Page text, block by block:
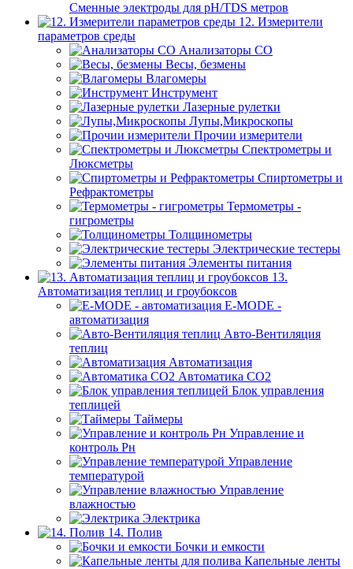
Сменные электроды для pH/TDS метров
12. Измерители
параметров среды
Анализаторы CO
Весы, безмены
Влагомеры
Инструмент
Лазерные рулетки
Лупы,Микроскопы
Прочии измерители
Спектрометры и
Люксметры
Спиртометры и
Рефрактометры
Термометры -
гигрометры
Толщинометры
Электрические тестеры
Элементы питания
13.
Автоматизация теплиц и гроубоксов
E-MODE -
автоматизация
Авто-Вентиляция
теплиц
Автоматизация
Автоматика СО2
Блок управления
теплицей
Таймеры
Управление и
контроль Рн
Управление
температурой
Управление
влажностью
Электрика
14. Полив
Бочки и емкости
Капельные ленты